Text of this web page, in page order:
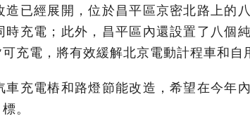
已經展開，位於昌平區京密北路上的
充電；此外，昌平區內還設置了八個
充電，將有效緩解北京電動計程車和自
充電樁和路燈節能改造，希望在今年
。